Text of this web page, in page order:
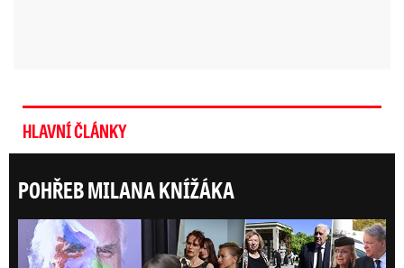
HLAVNÍ ČLÁNKY
POHŘEB MILANA KNÍŽÁKA